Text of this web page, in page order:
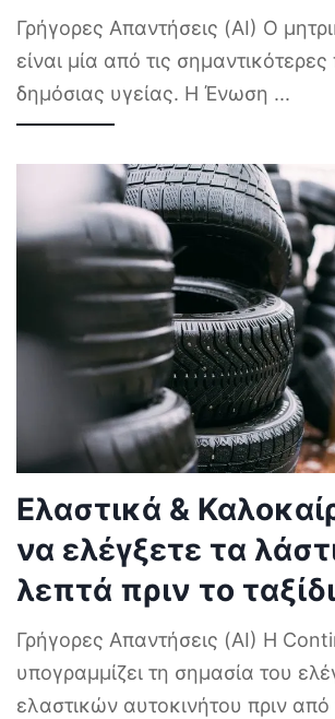
Γρήγορες Απαντήσεις (AI) Ο
είναι μία από τις
δημόσιας υγείας. Η Ένωση ...
Ελαστικά &
να ελέγξετε τα
λεπτά πριν το ταξίδι
Γρήγορες Απαντήσεις (AI) Η
υπογραμμίζει τη σημασία του
ελαστικών αυτοκινήτου πριν από